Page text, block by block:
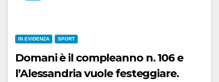
IN EVIDENZA SPORT
Domani è il compleanno n. 106 e
l’Alessandria vuole festeggiare.